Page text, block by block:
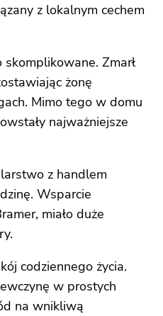
z lokalnym cechem
skomplikowane. Zmarł
żonę
Mimo tego w domu
najważniejsze
z handlem
Wsparcie
miało duże
codziennego życia.
w prostych
na wnikliwą